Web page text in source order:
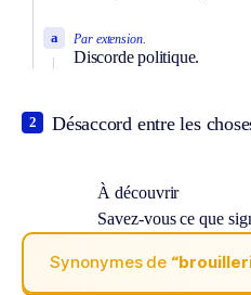
Par extension.
Discorde politique.
a
Désaccord entre les
2
À découvrir
Savez-vous ce que
Synonymes de